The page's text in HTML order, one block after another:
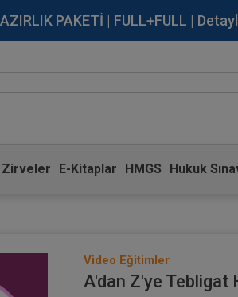
PAKETİ | FULL+FULL |
Zirveler E-Kitaplar HMGS Hukuk
Video Eğitimler
A'dan Z'ye Tebligat